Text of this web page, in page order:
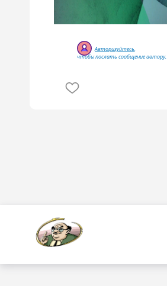
Авторизуйтесь,
чтобы послать сообщение автору.